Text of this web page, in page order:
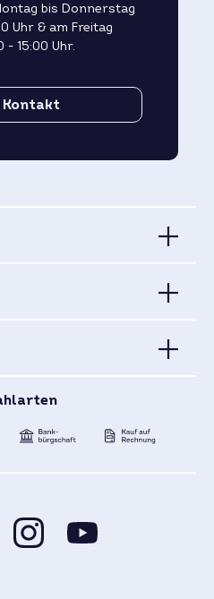
bis Donnerstag
Uhr & am Freitag
- 15:00 Uhr.
Kontakt